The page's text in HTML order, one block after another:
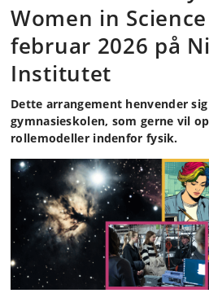
Women in
februar 2026 på
Institutet
Dette arrangement henvender
gymnasieskolen, som gerne vil
rollemodeller indenfor fysik.